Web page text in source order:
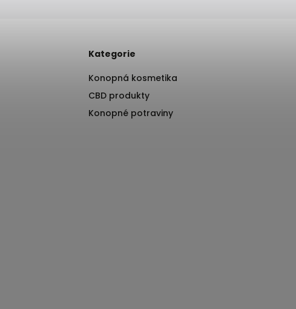
Kategorie
Konopná kosmetika
CBD produkty
Konopné potraviny